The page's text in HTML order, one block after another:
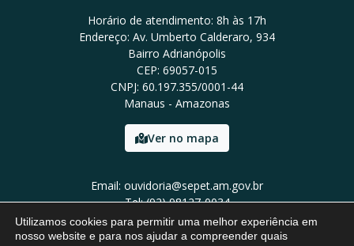
Horário de atendimento: 8h às 17h
Endereço: Av. Umberto Calderaro, 934
Bairro Adrianópolis
CEP: 69057-015
CNPJ: 60.197.355/0001-44
Manaus - Amazonas
Ver no mapa
Email: ouvidoria@sepet.am.gov.br
Tel: (92) 98127-0034
Utilizamos cookies para permitir uma melhor experiência em
nosso website e para nos ajudar a compreender quais